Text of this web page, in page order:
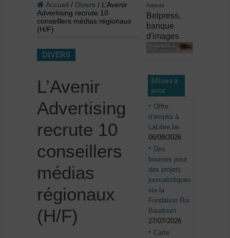
Accueil / Divers/ L’Avenir
Advertising recrute 10
conseillers médias régionaux
(H/F)
DIVERS
L’Avenir
Advertising
recrute 10
conseillers
médias
régionaux
(H/F)
Publicité
Belpress,
banque
d'images
Mises à
jour
Offre
d’emploi à
LaLibre.be
06/08/2026
Des
bourses pour
des projets
journalistiques
via la
Fondation Roi
Baudouin
27/07/2026
Carte